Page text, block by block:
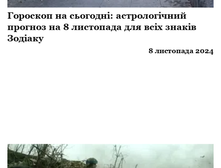
Гороскоп на сьогодні: астрологічний
прогноз на 8 листопада для всіх знаків
Зодіаку
8 листопада 2024